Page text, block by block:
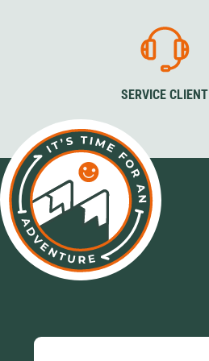
SERVICE CLIENT